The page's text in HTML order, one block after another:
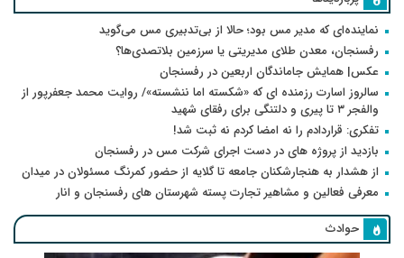
نماینده‌ای که مدیر مس بود؛ حالا از بی‌تدبیری مس می‌گوید
رفسنجان، معدن طلای مدیریتی یا سرزمین بلاتصدی‌ها؟
عکس| همایش جاماندگان اربعین در رفسنجان
سالروز اسارت رزمنده ای که «شکسته اما ننشسته»/ روایت محمد جعفرپور از
والفجر ۳ تا پیری و دلتنگی برای رفقای شهید
تفکری: قراردادم را نه امضا کردم نه ثبت شد!
بازدید از پروژه های در دست اجرای شرکت مس در رفسنجان
از هشدار به هنجارشکنان جامعه تا گلایه از حضور کمرنگ مسئولان در میدان
معرفی فعالین و مشاهیر تجارت پسته شهرستان های رفسنجان و انار
حوادث